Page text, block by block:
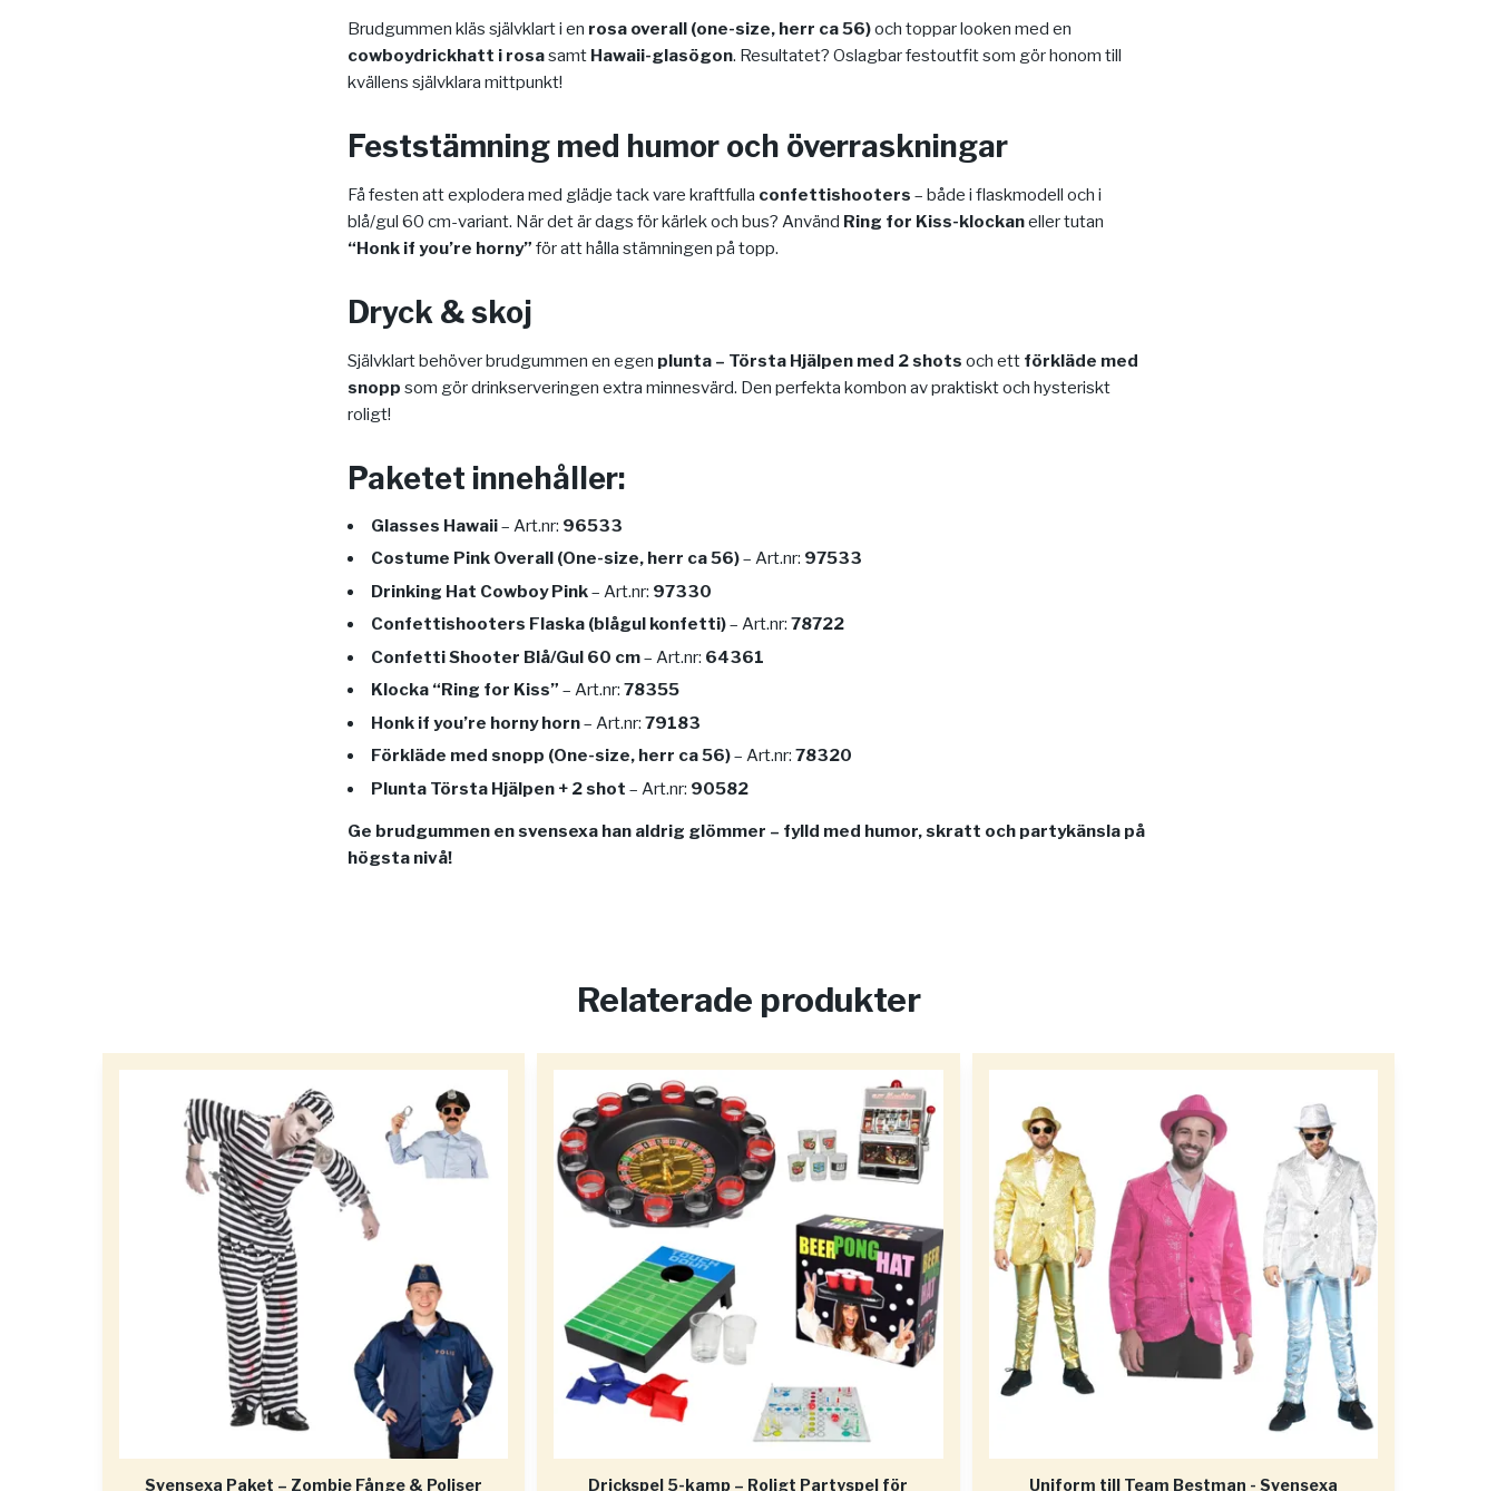
Brudgummen kläs självklart i en rosa overall (one-size, herr ca 56)och toppar looken med en
cowboydrickhatt i rosasamt Hawaii-glasögon. Resultatet? Oslagbar festoutfit som gör honom till
kvällens självklara mittpunkt!
Feststämning med humor och överraskningar
Få festen att explodera med glädje tack vare kraftfulla confettishooters – både i flaskmodell och i
blå/gul 60 cm-variant. När det är dags för kärlek och bus? Använd Ring for Kiss-klockaneller tutan
“Honk if you’re horny” för att hålla stämningen på topp.
Dryck & skoj
Självklart behöver brudgummen en egen plunta – Törsta Hjälpen med 2 shots och ett förkläde med
snopp som gör drinkserveringen extra minnesvärd. Den perfekta kombon av praktiskt och hysteriskt
roligt!
Paketet innehåller:
Glasses Hawaii– Art.nr: 96533
Costume Pink Overall (One-size, herr ca 56)– Art.nr: 97533
Drinking Hat Cowboy Pink– Art.nr: 97330
Confettishooters Flaska (blågul konfetti)– Art.nr: 78722
Confetti Shooter Blå/Gul 60 cm– Art.nr: 64361
Klocka “Ring for Kiss” – Art.nr: 78355
Honk if you’re horny horn– Art.nr: 79183
Förkläde med snopp (One-size, herr ca 56)– Art.nr: 78320
Plunta Törsta Hjälpen + 2 shot – Art.nr: 90582
Ge brudgummen en svensexa han aldrig glömmer – fylld med humor, skratt och partykänsla på
högsta nivå!
Relaterade produkter
Svensexa Paket – Zombie Fånge & Poliser
Drickspel 5-kamp – Roligt Partyspel för
Uniform till Team Bestman - Svensexa